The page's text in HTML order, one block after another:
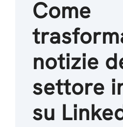
Come
notizie
settore
su